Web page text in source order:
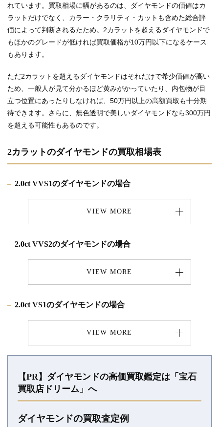
2カラットダイヤモンドにかんする知識
2カラットのカラット以外のダイヤモンドの評価項目
【カラット数別】に見るダイヤモンドの買取相場
れています。買取相場に幅があるのは、ダイヤモンドの価値はカ
ラットだけでなく、カラー・クラリティ・カットも含めた総合評
価によって判断されるたため。2カラットを超えるダイヤモンドで
もほかのグレードが低ければ買取価格が10万円以下になるケース
もあります。
ただ2カラットを超えるダイヤモンドはそれだけで希少価値が高い
ため、一般人が見て分かるほど黄みがかっていたり、内包物が目
立つ位置にあったりしなければ、50万円以上の高額買取も十分期
待できます。さらに、無色透明で美しいダイヤモンドなら300万円
を超える可能性もあるのです。
2カラットのダイヤモンドの買取相場表
2.0ct VVS1のダイヤモンドの場合
VIEW MORE
2.0ct VVS2のダイヤモンドの場合
VIEW MORE
2.0ct VS1のダイヤモンドの場合
VIEW MORE
【PR】ダイヤモンドの高価買取鑑定は「宝石
買取店ドリーム」へ
ダイヤモンドの買取査定例